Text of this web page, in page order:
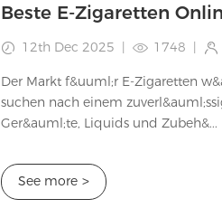
Beste E-Zigaretten
12th Dec 2025 | 1748 |
Der Markt f&uuml;r E-Zigaretten
suchen nach einem
Ger&auml;te, Liquids und Zubeh&...
See more >